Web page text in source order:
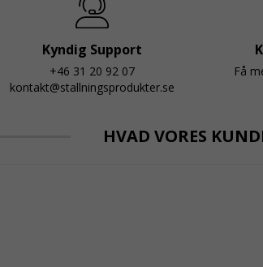
Kyndig Support
+46 31 20 92 07
kontakt@stallningsprodukter.se
Få
HVAD VORES